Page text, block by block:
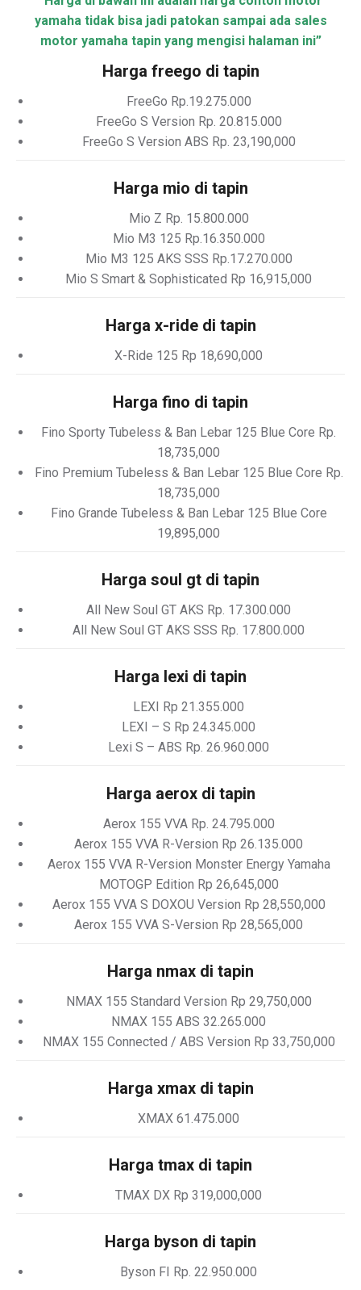
yamaha tidak bisa jadi patokan sampai ada sales
motor yamaha tapin yang mengisi halaman ini”
Harga freego di tapin
FreeGo Rp.19.275.000
FreeGo S Version Rp. 20.815.000
FreeGo S Version ABS Rp. 23,190,000
Harga mio di tapin
Mio Z Rp. 15.800.000
Mio M3 125 Rp.16.350.000
Mio M3 125 AKS SSS Rp.17.270.000
Mio S Smart & Sophisticated Rp 16,915,000
Harga x-ride di tapin
X-Ride 125 Rp 18,690,000
Harga fino di tapin
Fino Sporty Tubeless & Ban Lebar 125 Blue Core Rp.
18,735,000
Fino Premium Tubeless & Ban Lebar 125 Blue Core Rp.
18,735,000
Fino Grande Tubeless & Ban Lebar 125 Blue Core
19,895,000
Harga soul gt di tapin
All New Soul GT AKS Rp. 17.300.000
All New Soul GT AKS SSS Rp. 17.800.000
Harga lexi di tapin
LEXI Rp 21.355.000
LEXI – S Rp 24.345.000
Lexi S – ABS Rp. 26.960.000
Harga aerox di tapin
Aerox 155 VVA Rp. 24.795.000
Aerox 155 VVA R-Version Rp 26.135.000
Aerox 155 VVA R-Version Monster Energy Yamaha
MOTOGP Edition Rp 26,645,000
Aerox 155 VVA S DOXOU Version Rp 28,550,000
Aerox 155 VVA S-Version Rp 28,565,000
Harga nmax di tapin
NMAX 155 Standard Version Rp 29,750,000
NMAX 155 ABS 32.265.000
NMAX 155 Connected / ABS Version Rp 33,750,000
Harga xmax di tapin
XMAX 61.475.000
Harga tmax di tapin
TMAX DX Rp 319,000,000
Harga byson di tapin
Byson FI Rp. 22.950.000